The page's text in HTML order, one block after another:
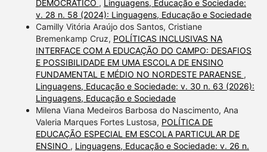
DEMOCRÁTICO , Linguagens, Educação e Sociedade:
v. 28 n. 58 (2024): Linguagens, Educação e Sociedade
Camilly Vitória Araújo dos Santos, Cristiane
Bremenkamp Cruz, POLÍTICAS INCLUSIVAS NA
INTERFACE COM A EDUCAÇÃO DO CAMPO: DESAFIOS
E POSSIBILIDADE EM UMA ESCOLA DE ENSINO
FUNDAMENTAL E MÉDIO NO NORDESTE PARAENSE ,
Linguagens, Educação e Sociedade: v. 30 n. 63 (2026):
Linguagens, Educação e Sociedade
Milena Viana Medeiros Barbosa do Nascimento, Ana
Valeria Marques Fortes Lustosa, POLÍTICA DE
EDUCAÇÃO ESPECIAL EM ESCOLA PARTICULAR DE
ENSINO , Linguagens, Educação e Sociedade: v. 26 n.